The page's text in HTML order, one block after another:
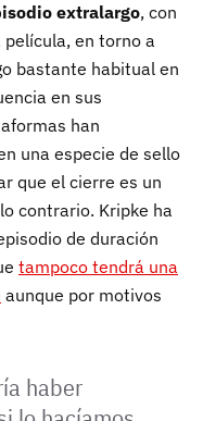
extralargo, con
en torno a
bastante habitual en
en sus
han
una especie de sello
que el cierre es un
contrario. Kripke ha
de duración
tampoco tendrá una
aunque por motivos
haber